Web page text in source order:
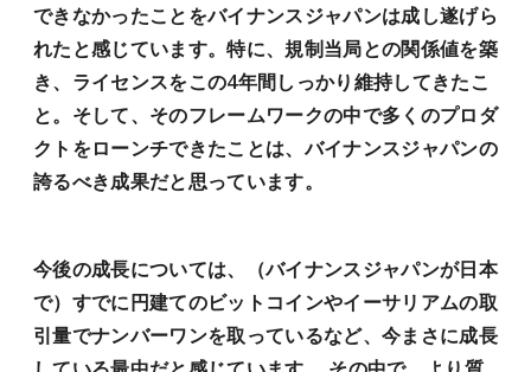
できなかったことをバイナンスジャパンは成し遂げら
れたと感じています。特に、規制当局との関係値を築
き、ライセンスをこの4年間しっかり維持してきたこ
と。そして、そのフレームワークの中で多くのプロダ
クトをローンチできたことは、バイナンスジャパンの
誇るべき成果だと思っています。
今後の成長については、（バイナンスジャパンが日本
で）すでに円建てのビットコインやイーサリアムの取
引量でナンバーワンを取っているなど、今まさに成長